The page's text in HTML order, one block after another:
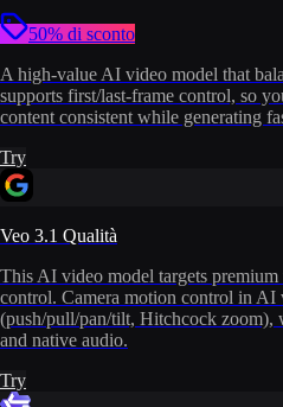
50% di sconto
A high-value AI video model that
supports first/last-frame control, so
content consistent while generating
Try
Veo 3.1 Qualità
This AI video model targets
control. Camera motion control in AI
(push/pull/pan/tilt, Hitchcock zoom),
and native audio.
Try